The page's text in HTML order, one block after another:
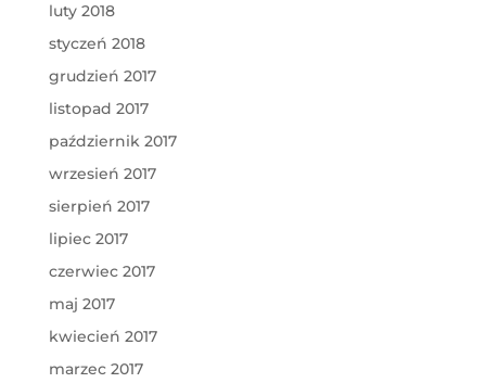
luty 2018
styczeń 2018
grudzień 2017
listopad 2017
październik 2017
wrzesień 2017
sierpień 2017
lipiec 2017
czerwiec 2017
maj 2017
kwiecień 2017
marzec 2017